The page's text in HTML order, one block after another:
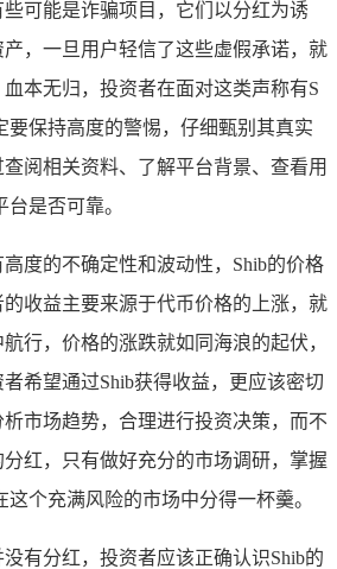
可能是诈骗项目，它们以分红为诱
，一旦用户轻信了这些虚假承诺，就
本无归，投资者在面对这类声称有S
要保持高度的警惕，仔细甄别其真实
阅相关资料、了解平台背景、查看用
是否可靠。
度的不确定性和波动性，Shib的价格
收益主要来源于代币价格的上涨，就
行，价格的涨跌就如同海浪的起伏，
希望通过Shib获得收益，更应该密切
市场趋势，合理进行投资决策，而不
红，只有做好充分的市场调研，掌握
个充满风险的市场中分得一杯羹。
没有分红，投资者应该正确认识Shib的